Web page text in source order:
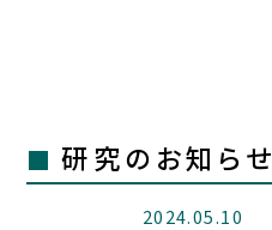
研究のお知らせ
2024.05.10